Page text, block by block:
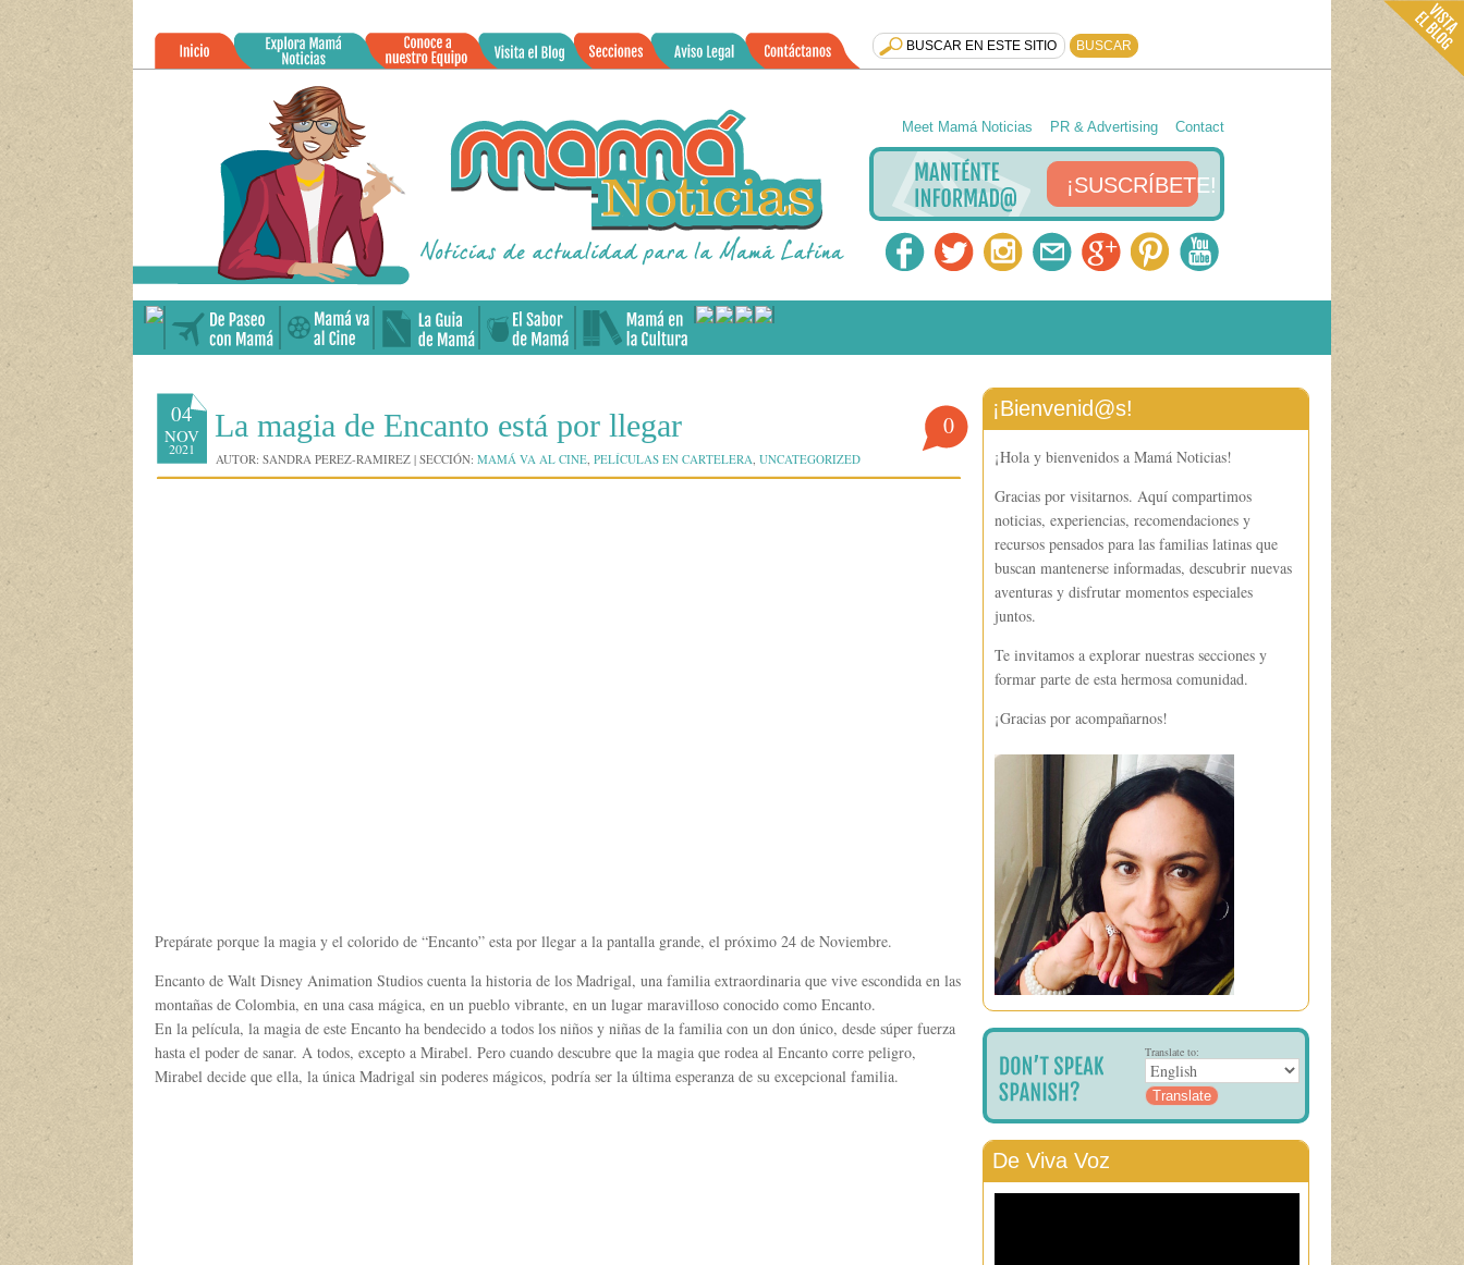
Meet Mamá Noticias PR & Advertising Contact
¡SUSCRÍBETE!
04
NOV
2021
La magia de Encanto está por llegar 0
AUTOR: SANDRA PEREZ-RAMIREZ | SECCIÓN: MAMÁ VA AL CINE, PELÍCULAS EN CARTELERA, UNCATEGORIZED
Prepárate porque la magia y el colorido de “Encanto” esta por llegar a la pantalla grande, el próximo 24 de Noviembre.
Encanto de Walt Disney Animation Studios cuenta la historia de los Madrigal, una familia extraordinaria que vive escondida en las
montañas de Colombia, en una casa mágica, en un pueblo vibrante, en un lugar maravilloso conocido como Encanto.
En la película, la magia de este Encanto ha bendecido a todos los niños y niñas de la familia con un don único, desde súper fuerza
hasta el poder de sanar. A todos, excepto a Mirabel. Pero cuando descubre que la magia que rodea al Encanto corre peligro,
Mirabel decide que ella, la única Madrigal sin poderes mágicos, podría ser la última esperanza de su excepcional familia.
¡Bienvenid@s!
¡Hola y bienvenidos a Mamá Noticias!
Gracias por visitarnos. Aquí compartimos
noticias, experiencias, recomendaciones y
recursos pensados para las familias latinas que
buscan mantenerse informadas, descubrir nuevas
aventuras y disfrutar momentos especiales
juntos.
Te invitamos a explorar nuestras secciones y
formar parte de esta hermosa comunidad.
¡Gracias por acompañarnos!
Translate to:
De Viva Voz